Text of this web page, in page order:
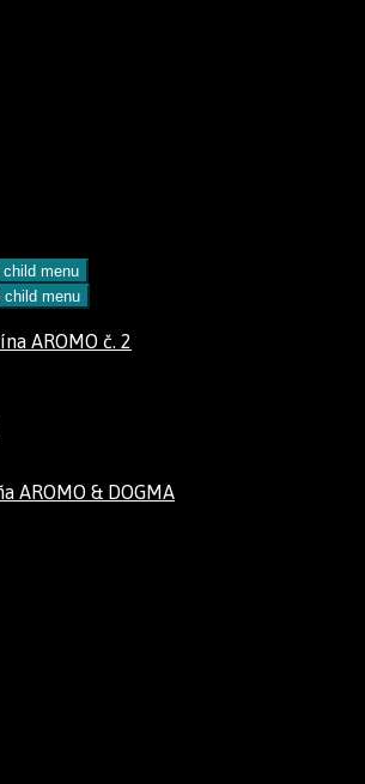
child menu
child menu
AROMO č. 2
AROMO & DOGMA